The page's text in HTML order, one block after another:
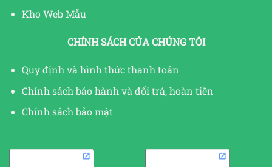
Kho Web Mẫu
CHÍNH SÁCH CỦA CHÚNG TÔI
Quy định và hình thức thanh toán
Chính sách bảo hành và đổi trả, hoàn tiền
Chính sách bảo mật